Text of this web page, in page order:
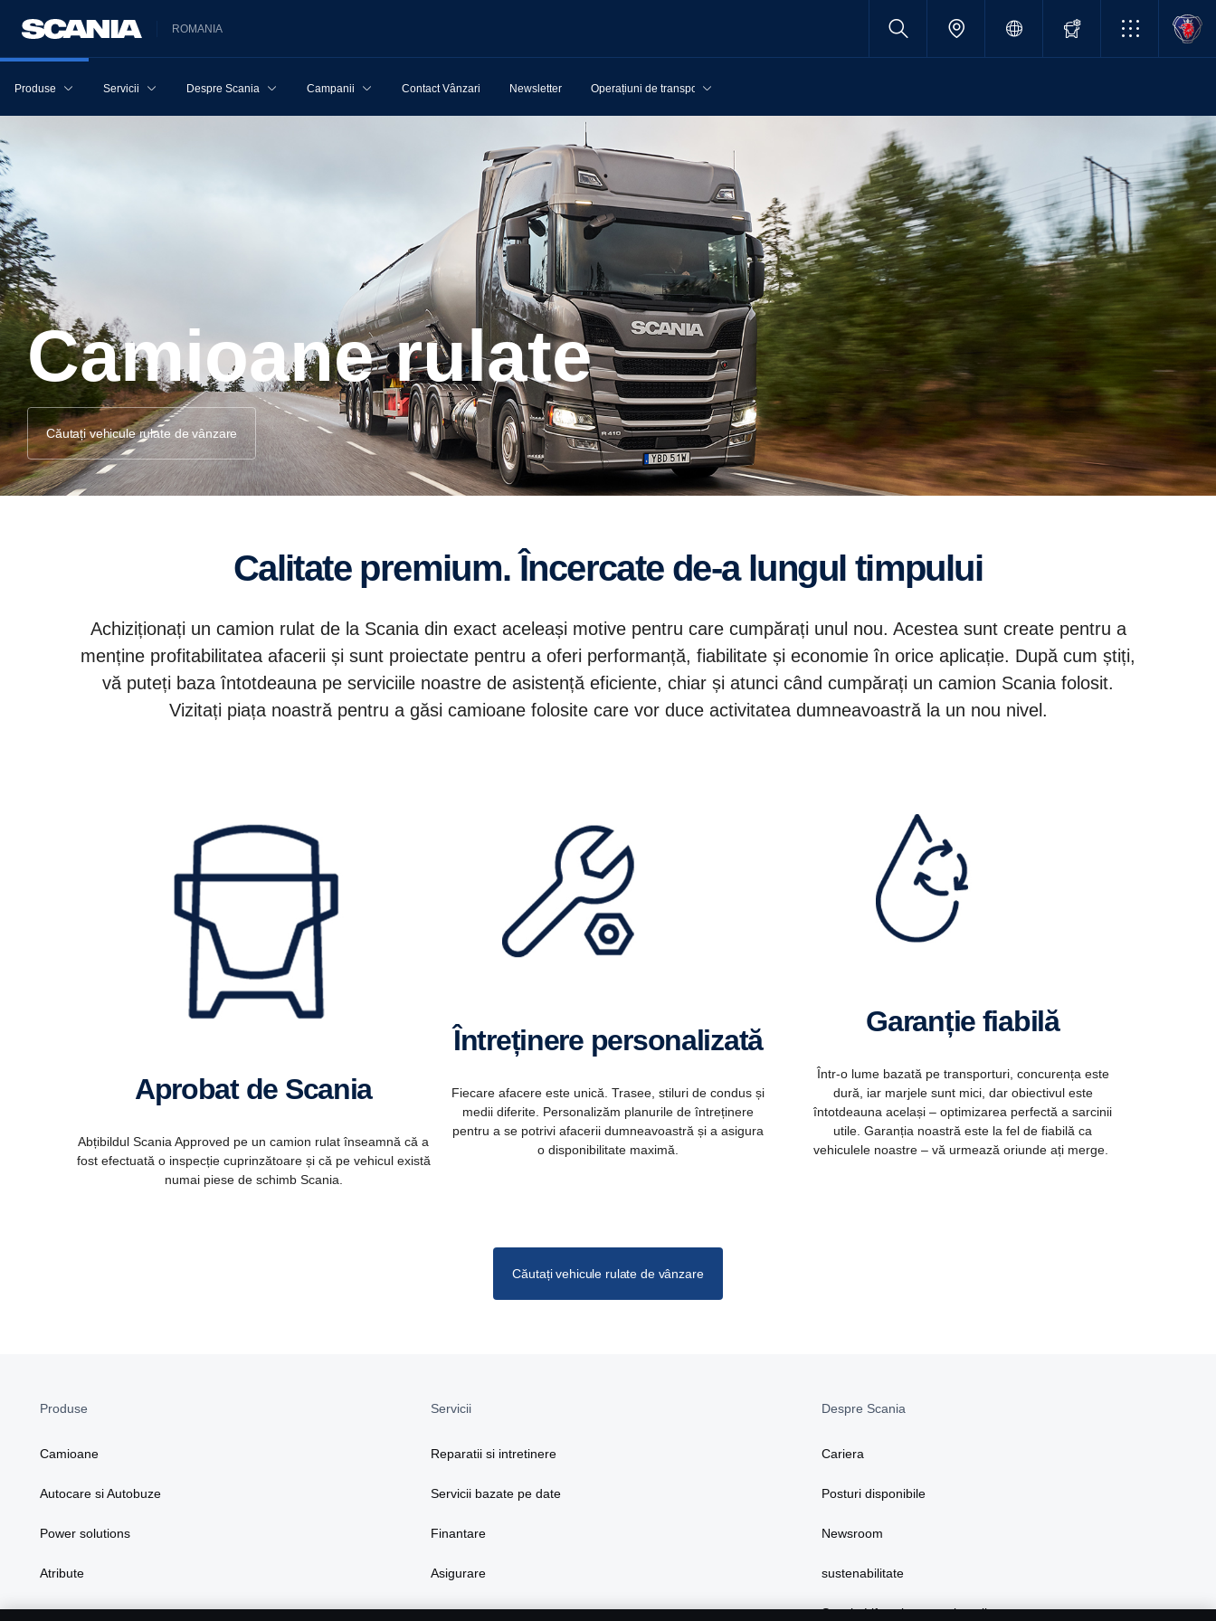
ROMANIA
Produse Servicii Despre Scania Campanii Contact Vânzari Newsletter Operațiuni de transport
Camioane rulate
Căutați vehicule rulate de vânzare
Calitate premium. Încercate de-a lungul timpului
Achiziționați un camion rulat de la Scania din exact aceleași motive pentru care cumpărați unul nou. Acestea sunt create pentru a
menține profitabilitatea afacerii și sunt proiectate pentru a oferi performanță, fiabilitate și economie în orice aplicație. După cum știți,
vă puteți baza întotdeauna pe serviciile noastre de asistență eficiente, chiar și atunci când cumpărați un camion Scania folosit.
Vizitați piața noastră pentru a găsi camioane folosite care vor duce activitatea dumneavoastră la un nou nivel.
Aprobat de Scania
Abțibildul Scania Approved pe un camion rulat înseamnă că a
fost efectuată o inspecție cuprinzătoare și că pe vehicul există
numai piese de schimb Scania.
Întreținere personalizată
Fiecare afacere este unică. Trasee, stiluri de condus și
medii diferite. Personalizăm planurile de întreținere
pentru a se potrivi afacerii dumneavoastră și a asigura
o disponibilitate maximă.
Garanție fiabilă
Într-o lume bazată pe transporturi, concurența este
dură, iar marjele sunt mici, dar obiectivul este
întotdeauna același – optimizarea perfectă a sarcinii
utile. Garanția noastră este la fel de fiabilă ca
vehiculele noastre – vă urmează oriunde ați merge.
Căutați vehicule rulate de vânzare
Produse
Camioane
Autocare si Autobuze
Power solutions
Atribute
Servicii
Reparatii si intretinere
Servicii bazate pe date
Finantare
Asigurare
Despre Scania
Cariera
Posturi disponibile
Newsroom
sustenabilitate
Scania Lifestyle magazin online